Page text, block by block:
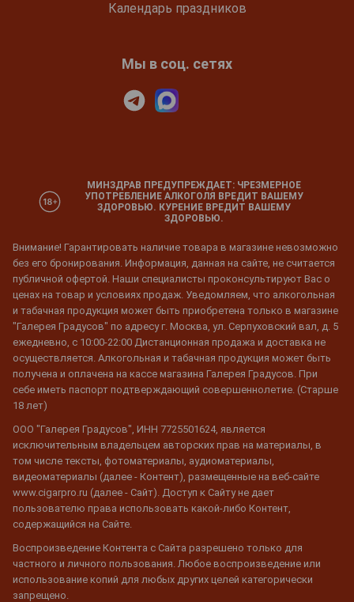
Календарь праздников
Мы в соц. сетях
МИНЗДРАВ ПРЕДУПРЕЖДАЕТ: ЧРЕЗМЕРНОЕ
УПОТРЕБЛЕНИЕ АЛКОГОЛЯ ВРЕДИТ ВАШЕМУ
ЗДОРОВЬЮ. КУРЕНИЕ ВРЕДИТ ВАШЕМУ
ЗДОРОВЬЮ.
Внимание! Гарантировать наличие товара в магазине невозможно
без его бронирования. Информация, данная на сайте, не считается
публичной офертой. Наши специалисты проконсультируют Вас о
ценах на товар и условиях продаж. Уведомляем, что алкогольная
и табачная продукция может быть приобретена только в магазине
"Галерея Градусов" по адресу г. Москва, ул. Серпуховский вал, д. 5
ежедневно, с 10:00-22:00 Дистанционная продажа и доставка не
осуществляется. Алкогольная и табачная продукция может быть
получена и оплачена на кассе магазина Галерея Градусов. При
себе иметь паспорт подтверждающий совершеннолетие. (Старше
18 лет)
ООО "Галерея Градусов", ИНН 7725501624, является
исключительным владельцем авторских прав на материалы, в
том числе тексты, фотоматериалы, аудиоматериалы,
видеоматериалы (далее - Контент), размещенные на веб-сайте
www.cigarpro.ru (далее - Сайт). Доступ к Сайту не дает
пользователю права использовать какой-либо Контент,
содержащийся на Сайте.
Воспроизведение Контента с Сайта разрешено только для
частного и личного пользования. Любое воспроизведение или
использование копий для любых других целей категорически
запрещено.